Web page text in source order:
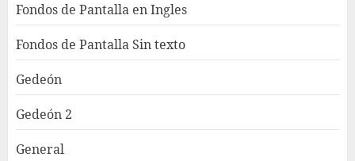
Fondos de Pantalla en Ingles
Fondos de Pantalla Sin texto
Gedeón
Gedeón 2
General